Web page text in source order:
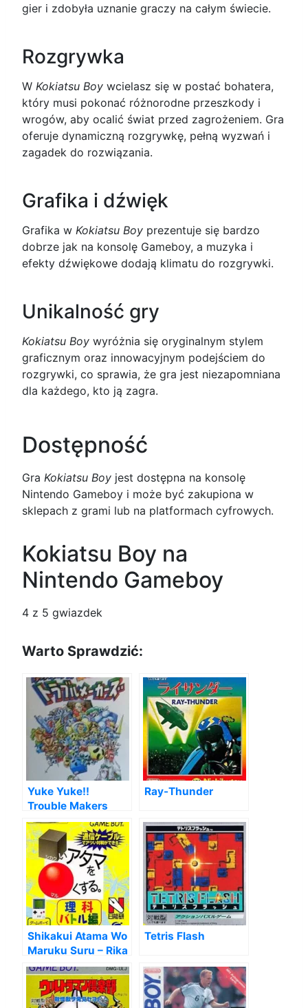
gier i zdobyła uznanie graczy na całym świecie.
Rozgrywka
W Kokiatsu Boy wcielasz się w postać bohatera,
który musi pokonać różnorodne przeszkody i
wrogów, aby ocalić świat przed zagrożeniem. Gra
oferuje dynamiczną rozgrywkę, pełną wyzwań i
zagadek do rozwiązania.
Grafika i dźwięk
Grafika w Kokiatsu Boy prezentuje się bardzo
dobrze jak na konsolę Gameboy, a muzyka i
efekty dźwiękowe dodają klimatu do rozgrywki.
Unikalność gry
Kokiatsu Boy wyróżnia się oryginalnym stylem
graficznym oraz innowacyjnym podejściem do
rozgrywki, co sprawia, że gra jest niezapomniana
dla każdego, kto ją zagra.
Dostępność
Gra Kokiatsu Boy jest dostępna na konsolę
Nintendo Gameboy i może być zakupiona w
sklepach z grami lub na platformach cyfrowych.
Kokiatsu Boy na
Nintendo Gameboy
4 z 5 gwiazdek
Warto Sprawdzić:
Yuke Yuke!!
Trouble Makers
Ray-Thunder
Shikakui Atama Wo
Maruku Suru – Rika
Battle Hen
Tetris Flash